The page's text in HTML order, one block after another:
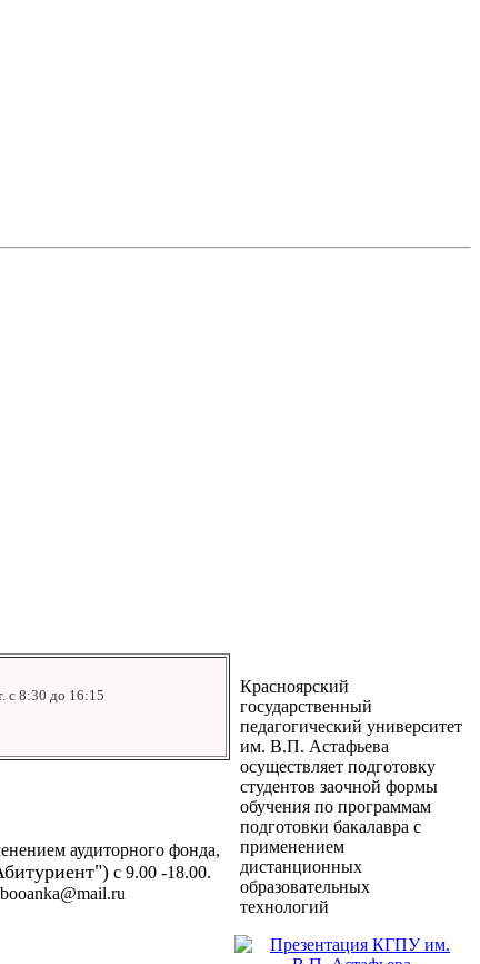
с 8:30 до 16:15
аудиторного фонда,
с 9.00 -18.00.
Красноярский
государственный
педагогический университет
им. В.П. Астафьева
осуществляет подготовку
студентов заочной формы
обучения по программам
подготовки бакалавра с
применением
дистанционных
образовательных
технологий